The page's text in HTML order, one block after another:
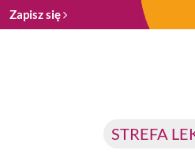
Zapisz się
STREFA